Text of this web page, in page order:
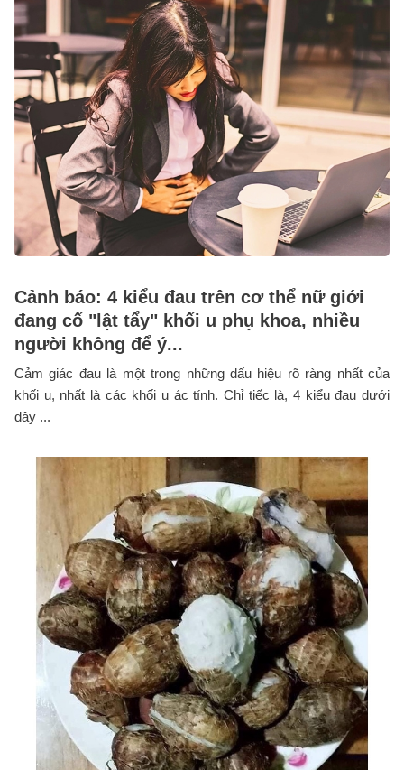
Cảnh báo: 4 kiểu đau trên cơ thể nữ giới
đang cố "lật tẩy" khối u phụ khoa, nhiều
người không để ý...
Cảm giác đau là một trong những dấu hiệu rõ ràng nhất của
khối u, nhất là các khối u ác tính. Chỉ tiếc là, 4 kiểu đau dưới
đây ...